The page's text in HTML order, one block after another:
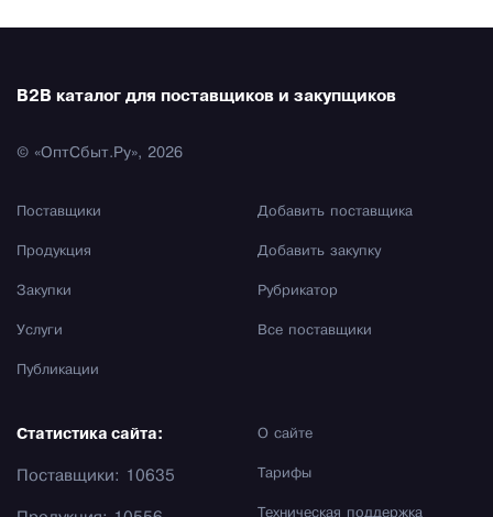
B2B каталог для поставщиков и закупщиков
© «ОптСбыт.Ру», 2026
Поставщики
Продукция
Закупки
Услуги
Публикации
Добавить поставщика
Добавить закупку
Рубрикатор
Все поставщики
О сайте
Тарифы
Техническая поддержка
Статистика сайта:
Поставщики: 10635